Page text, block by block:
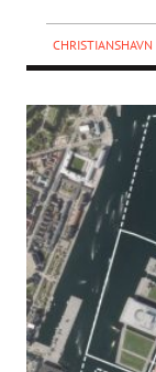
CHRISTIANSHAVN